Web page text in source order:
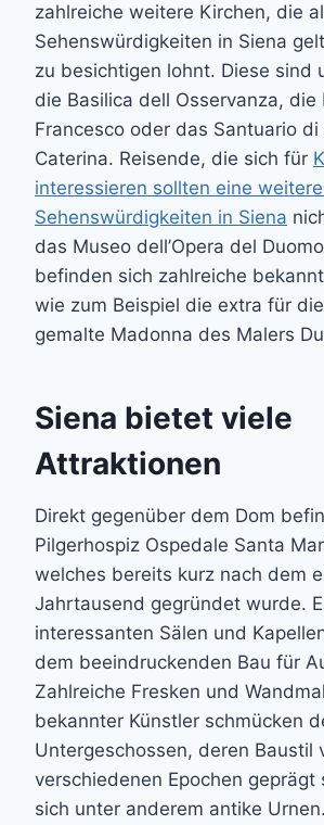
zahlreiche weitere Kirchen, die
Sehenswürdigkeiten in Siena
zu besichtigen lohnt. Diese sind
die Basilica dell Osservanza, die
Francesco oder das Santuario di
Caterina. Reisende, die sich für
interessieren sollten eine
Sehenswürdigkeiten in Siena
das Museo dell’Opera del
befinden sich zahlreiche
wie zum Beispiel die extra für
gemalte Madonna des Malers
Siena bietet viele
Attraktionen
Direkt gegenüber dem Dom
Pilgerhospiz Ospedale Santa
welches bereits kurz nach dem
Jahrtausend gegründet wurde.
interessanten Sälen und
dem beeindruckenden Bau für
Zahlreiche Fresken und
bekannter Künstler schmücken
Untergeschossen, deren Baustil
verschiedenen Epochen
sich unter anderem antike Urnen.